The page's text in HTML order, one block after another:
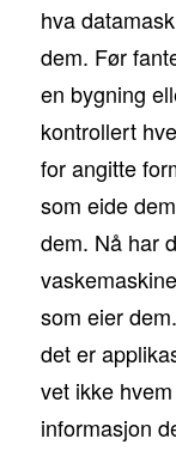
hva
dem. Før
en bygning
kontrollert
for angitte
som eide
dem. Nå har
som eier
det er
vet ikke
informasjon